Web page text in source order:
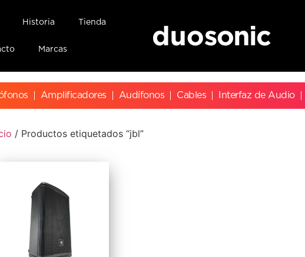
Historia Tienda
Marcas
Amplificadores Audífonos Cables Interfaz de Audio
/ Productos etiquetados “jbl”